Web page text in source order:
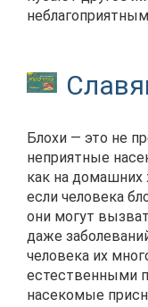
Блохи — это не
неприятные
как на домашних
если человека
они могут
даже
человека их
естественными
насекомые